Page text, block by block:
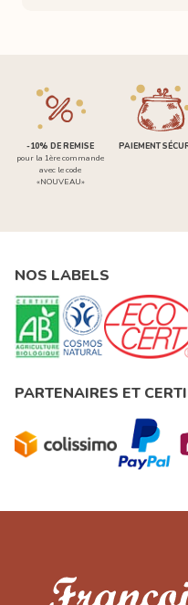
-10% DE REMISE
pour la 1ère commande
avec le code
«NOUVEAU»
PAIEMENT
NOS LABELS
PARTENAIRES ET